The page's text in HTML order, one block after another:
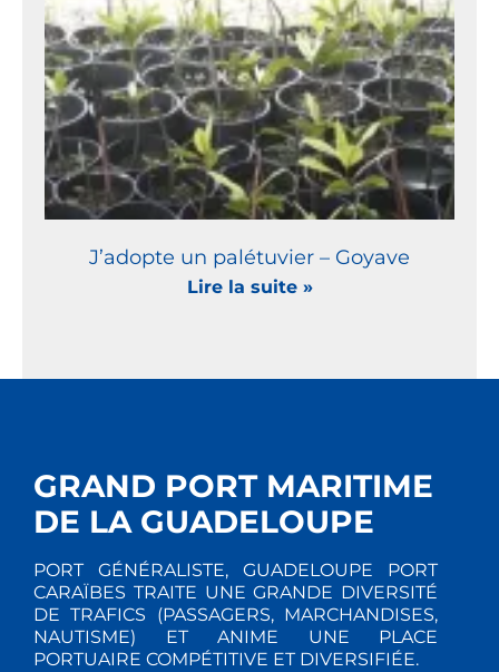
J’adopte un palétuvier – Goyave
Lire la suite »
GRAND PORT MARITIME
DE LA GUADELOUPE
PORT GÉNÉRALISTE, GUADELOUPE PORT
CARAÏBES TRAITE UNE GRANDE DIVERSITÉ
DE TRAFICS (PASSAGERS, MARCHANDISES,
NAUTISME) ET ANIME UNE PLACE
PORTUAIRE COMPÉTITIVE ET DIVERSIFIÉE.